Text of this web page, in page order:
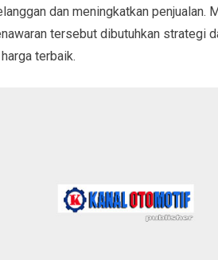
dan meningkatkan penjualan.
tersebut dibutuhkan strategi
terbaik.